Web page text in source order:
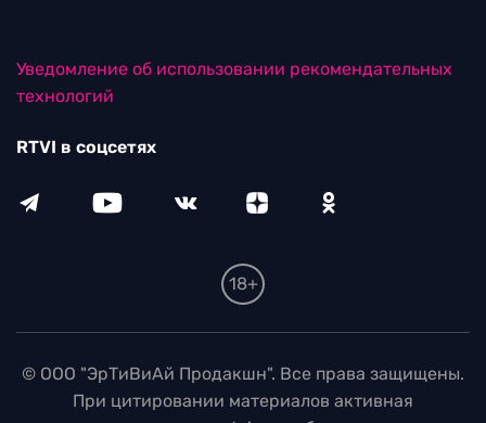
Уведомление об использовании рекомендательных
технологий
RTVI в соцсетях
18+
© ООО "ЭрТиВиАй Продакшн". Все права защищены.
При цитировании материалов активная